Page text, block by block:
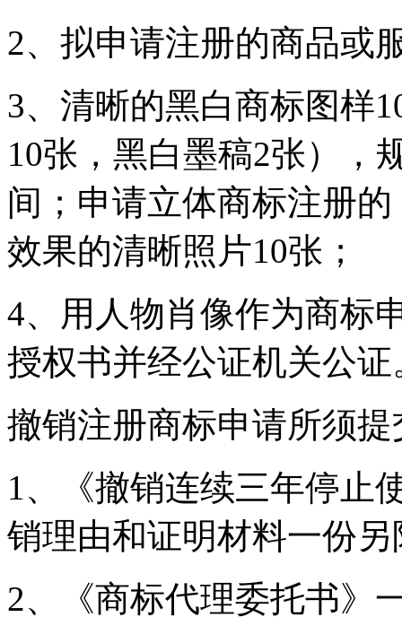
2、拟申请注册的商品或
3、清晰的黑白商标图样
10张，黑白墨稿2张），
间；申请立体商标注册
效果的清晰照片10张；
4、用人物肖像作为商标
授权书并经公证机关公证
撤销注册商标申请所须
1、《撤销连续三年停止
销理由和证明材料一份另
2、《商标代理委托书》